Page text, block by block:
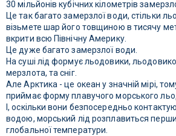
30 мільйонів кубічних кілометрів
Це так багато замерзлої води, стільки
візьмете шар його товщиною в тисячу
вкрити всю Північну Америку.
Це дуже багато замерзлої води.
На суші лід формує льодовики,
мерзлота, та сніг.
Але Арктика - це океан у значній мірі,
приймає форму плавучого морського
І, оскільки вони безпосередньо
водою, морський лід розплавиться
глобальної температури.